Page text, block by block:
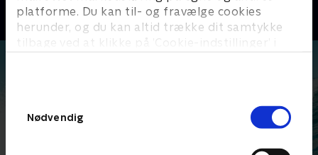
platforme. Du kan til- og fravælge cookies
herunder, og du kan altid trække dit samtykke
tilbage ved at klikke på ’Cookie-indstillinger’ i
Nødvendig